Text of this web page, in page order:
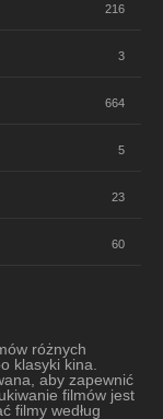
216
3
664
5
23
60
różnych
klasyki kina.
aby zapewnić
filmów jest
filmy według